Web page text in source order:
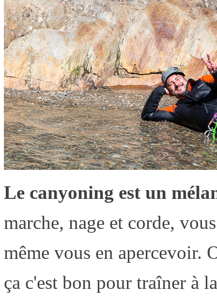
Le canyoning est un
marche, nage et corde,
même vous en apercevoir.
ça c'est bon pour traîner à